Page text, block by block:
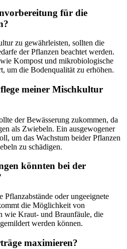
für die
zu gewährleisten, sollten die
der Pflanzen beachtet werden.
Kompost und mikrobiologische
um die Bodenqualität zu erhöhen.
meiner Mischkultur
der Bewässerung zukommen, da
als Zwiebeln. Ein ausgewogener
um das Wachstum beider Pflanzen
zu schädigen.
könnten bei der
oder ungeeignete
die Möglichkeit von
wie Kraut- und Braunfäule, die
werden können.
maximieren?